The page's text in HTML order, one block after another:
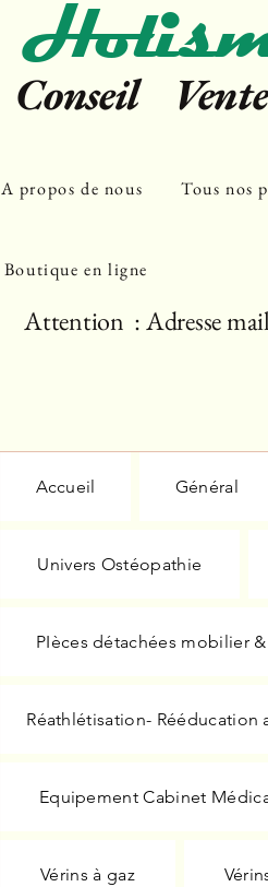
Conseil
A propos de nous Tous nos
Boutique en ligne
Attention : Adresse
Accueil Général
Univers Ostéopathie
PIèces détachées mobilier
Réathlétisation- Rééducation
Equipement Cabinet
Vérins à gaz